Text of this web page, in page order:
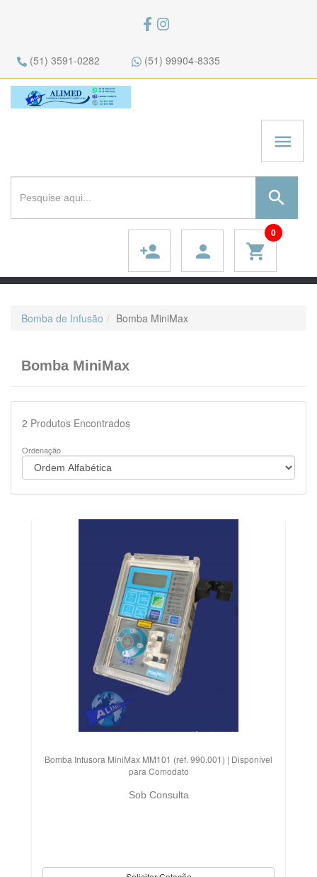
(51) 3591-0282 (51) 99904-8335
menu
search
shopping_cart
0
person
person_add
Bomba de Infusão Bomba MiniMax
Bomba MiniMax
2 Produtos Encontrados
Ordenação
Bomba Infusora MiniMax MM101 (ref. 990.001) | Disponível
para Comodato
Sob Consulta